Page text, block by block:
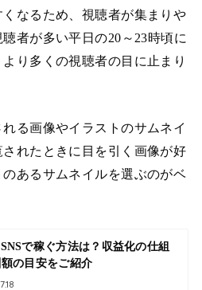
なるため、視聴者が集まりや
者が多い平日の20～23時頃に
り多くの視聴者の目に止まり
る画像やイラストのサムネイ
れたときに目を引く画像が好
あるサムネイルを選ぶのがベ
SNSで稼ぐ方法は？収益化の仕組
の目安をご紹介